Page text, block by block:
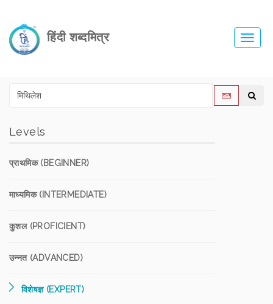
हिंदी शब्दमित्र
Levels
प्राथमिक (BEGINNER)
माध्यमिक (INTERMEDIATE)
कुशल (PROFICIENT)
उन्नत (ADVANCED)
विशेषज्ञ (EXPERT)